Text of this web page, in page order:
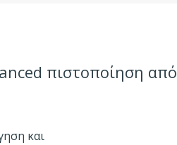
πιστοποίηση από
και